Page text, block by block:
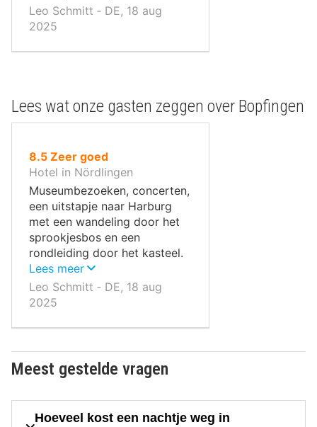
Leo Schmitt ‐ DE, 18 aug
2025
Lees wat onze gasten zeggen over Bopfingen
8.5uit
10
,
Zeer goed
Hotel in Nördlingen
Museumbezoeken, concerten,
een uitstapje naar Harburg
met een wandeling door het
sprookjesbos en een
rondleiding door het kasteel.
Oettingen is erg interessant,
verdeeld in twee delen: barok
aan de linkerkant en vakwerk
vanaf het kasteel; het is een
plekken om te stoppen voor
een hapje en een drankje en
Lees meer
Leo Schmitt ‐ DE, 18 aug
2025
Meest gestelde vragen
Hoeveel kost een nachtje weg in